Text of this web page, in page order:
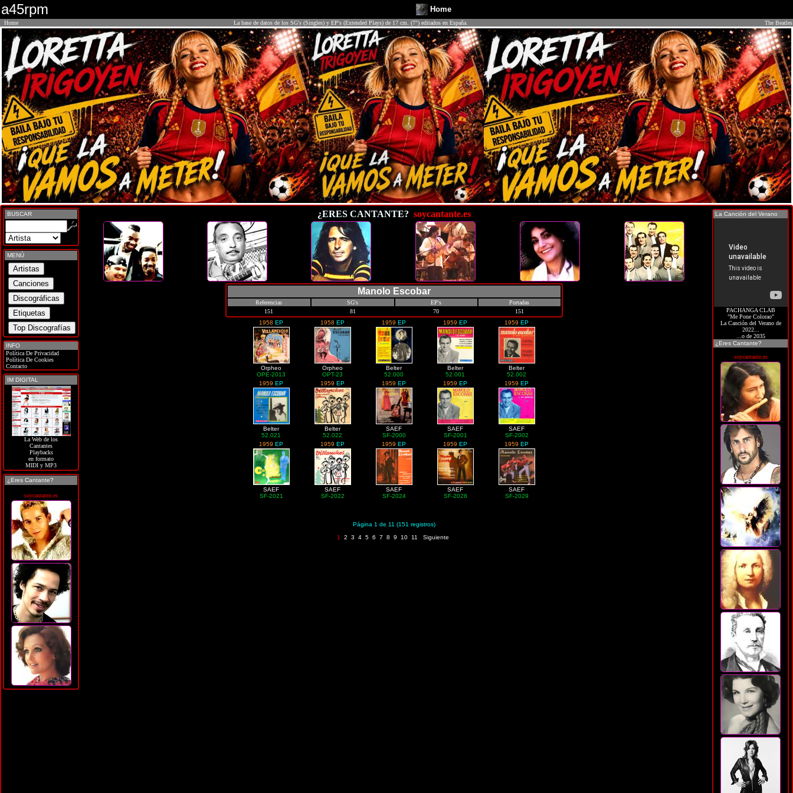
a45rpm Home
Home La base de datos de los SG's (Singles) y EP's (Extended Plays) de 17 cm. (7") editados en España. The Beatles
BUSCAR
MENÚ
INFO
Política De Privacidad
Política De Cookies
Contacto
IM DIGITAL
La Web de los
Cantantes
Playbacks
en formato
MIDI y MP3
¿Eres Cantante?
soycantante.es
¿ERES CANTANTE? soycantante.es
Manolo Escobar
Referencias SG's EP's
Portadas
151
81 70
151
1958 EP
Orpheo
OPE-2013
1958 EP
Orpheo
OPT-23
1959 EP
Belter
52.000
1959 EP
Belter
52.001
1959 EP
Belter
52.002
1959 EP
Belter
52.021
1959 EP
Belter
52.022
1959 EP
SAEF
SF-2000
1959 EP
SAEF
SF-2001
1959 EP
SAEF
SF-2002
1959 EP
SAEF
SF-2021
1959 EP
SAEF
SF-2022
1959 EP
SAEF
SF-2024
1959 EP
SAEF
SF-2028
1959 EP
SAEF
SF-2029
Página 1 de 11 (151 registros)
1 2 3 4 5 6 7 8 9 10 11 Siguiente
La Canción del Verano
PACHANGA CLAB
"Me Pone Colorao"
La Canción del Verano de
2022...
...o de 2035
¿Eres Cantante?
soycantante.es